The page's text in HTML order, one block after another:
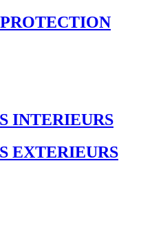
INTERIEURS
EXTERIEURS